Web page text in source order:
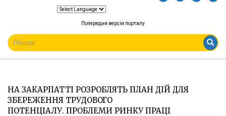
Попередня версія порталу
ПОШУКОВА
ФОРМА
Пошук
НА ЗАКАРПАТТІ РОЗРОБЛЯТЬ ПЛАН ДІЙ ДЛЯ
ЗБЕРЕЖЕННЯ ТРУДОВОГО
ПОТЕНЦІАЛУ. ПРОБЛЕМИ РИНКУ ПРАЦІ